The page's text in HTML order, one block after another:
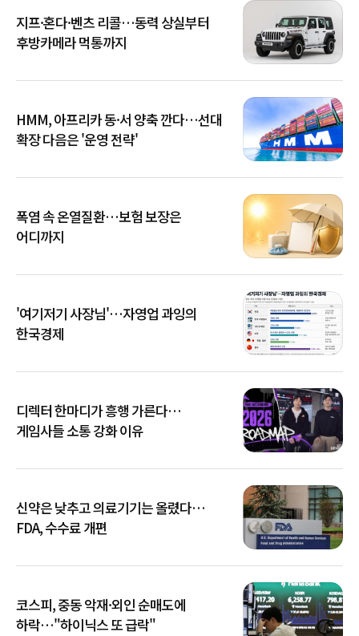
지프·혼다·벤츠 리콜…동력 상실부터
후방카메라 먹통까지
HMM, 아프리카 동·서 양축 깐다…선대
확장 다음은 '운영 전략'
폭염 속 온열질환…보험 보장은
어디까지
'여기저기 사장님'…자영업 과잉의
한국경제
디렉터 한마디가 흥행 가른다…
게임사들 소통 강화 이유
신약은 낮추고 의료기기는 올렸다…
FDA, 수수료 개편
코스피, 중동 악재·외인 순매도에
하락…"하이닉스 또 급락"